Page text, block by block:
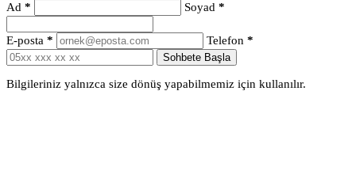
Ad * Soyad *
E-posta * Telefon *
Sohbete Başla
Bilgileriniz yalnızca size dönüş yapabilmemiz için kullanılır.